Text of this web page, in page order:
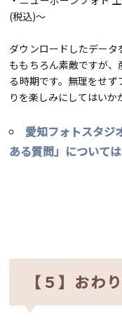
(税込)～
ダウンロードしたデー
ももちろん素敵ですが
る時期です。無理をせ
りを楽しみにしてはいか
愛知フォトスタジ
ある質問」について
【５】おわ